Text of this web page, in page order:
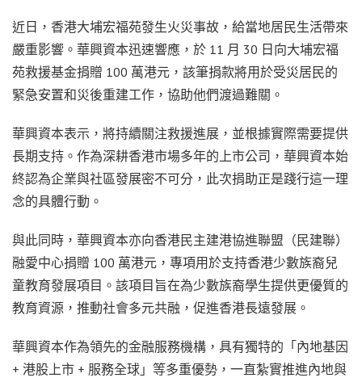
近日，香港大埔宏福苑發生火災事故，給當地居民生活帶來
嚴重影響。華興資本迅速響應，於 11 月 30 日向大埔宏福
苑救援基金捐贈 100 萬港元，該筆捐款將用於受災居民的
緊急安置和災後重建工作，協助他們渡過難關。
華興資本表示，將持續關注救援進展，並根據實際需要提供
長期支持。作為深耕香港市場多年的上市公司，華興資本始
終認為企業與社區發展密不可分，此次捐助正是踐行這一理
念的具體行動。
與此同時，華興資本亦向香港民主建港協進聯盟（民建聯）
融愛中心捐贈 100 萬港元，專項用於支持香港少數族裔兒
童教育發展項目。該項目旨在為少數族裔學生提供更優質的
教育資源，推動社會多元共融，促進香港長遠發展。
華興資本作為領先的金融服務機構，具有獨特的「內地基因
+ 港股上市 + 服務全球」等多重優勢，一直紮實推進內地與